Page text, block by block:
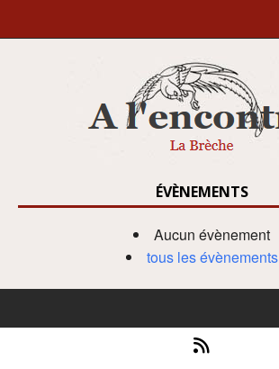
ÉVÈNEMENTS
Aucun évènement
tous les évènements